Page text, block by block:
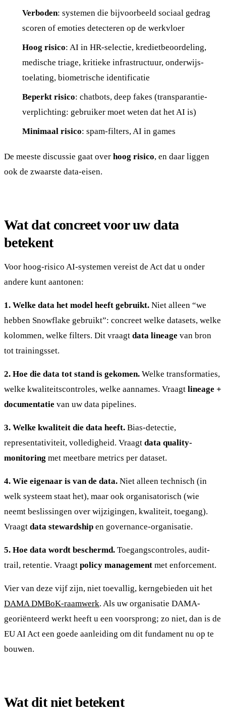
Verboden: systemen die bijvoorbeeld sociaal gedrag
scoren of emoties detecteren op de werkvloer
Hoog risico: AI in HR-selectie, kredietbeoordeling,
medische triage, kritieke infrastructuur, onderwijs-
toelating, biometrische identificatie
Beperkt risico: chatbots, deep fakes (transparantie-
verplichting: gebruiker moet weten dat het AI is)
Minimaal risico: spam-filters, AI in games
De meeste discussie gaat over hoog risico, en daar liggen
ook de zwaarste data-eisen.
Wat dat concreet voor uw data
betekent
Voor hoog-risico AI-systemen vereist de Act dat u onder
andere kunt aantonen:
1. Welke data het model heeft gebruikt. Niet alleen “we
hebben Snowflake gebruikt”: concreet welke datasets, welke
kolommen, welke filters. Dit vraagt data lineage van bron
tot trainingsset.
2. Hoe die data tot stand is gekomen. Welke transformaties,
welke kwaliteitscontroles, welke aannames. Vraagt lineage +
documentatie van uw data pipelines.
3. Welke kwaliteit die data heeft. Bias-detectie,
representativiteit, volledigheid. Vraagt data quality-
monitoring met meetbare metrics per dataset.
4. Wie eigenaar is van de data. Niet alleen technisch (in
welk systeem staat het), maar ook organisatorisch (wie
neemt beslissingen over wijzigingen, kwaliteit, toegang).
Vraagt data stewardship en governance-organisatie.
5. Hoe data wordt beschermd. Toegangscontroles, audit-
trail, retentie. Vraagt policy management met enforcement.
Vier van deze vijf zijn, niet toevallig, kerngebieden uit het
DAMA DMBoK-raamwerk. Als uw organisatie DAMA-
georiënteerd werkt heeft u een voorsprong; zo niet, dan is de
EU AI Act een goede aanleiding om dit fundament nu op te
bouwen.
Wat dit niet betekent